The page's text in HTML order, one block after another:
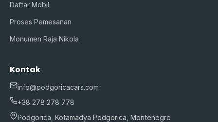
Daftar Mobil
Proses Pemesanan
Monumen Raja Nikola
Kontak
info@podgoricacars.com
+38 278 278 778
Podgorica, Kotamadya Podgorica, Montenegro